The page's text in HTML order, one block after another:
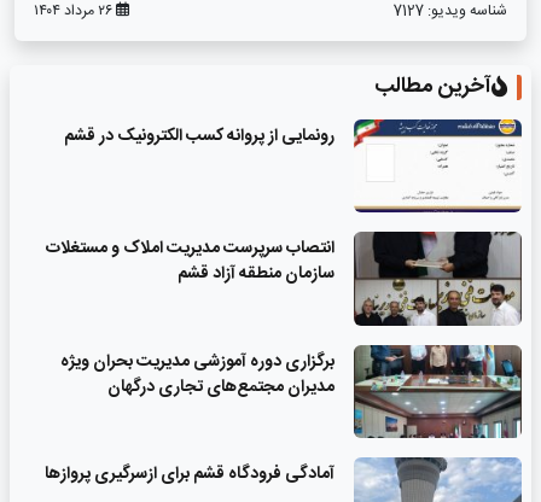
شناسه ویدیو:
آخرین مطالب
رونمایی از پروانه کسب الکترونیک در قشم
انتصاب سرپرست مدیریت املاک و مستغلات
سازمان منطقه آزاد قشم
برگزاری دوره آموزشی مدیریت بحران ویژه
مدیران مجتمع‌های تجاری درگهان
آمادگی فرودگاه قشم برای ازسرگیری پروازها